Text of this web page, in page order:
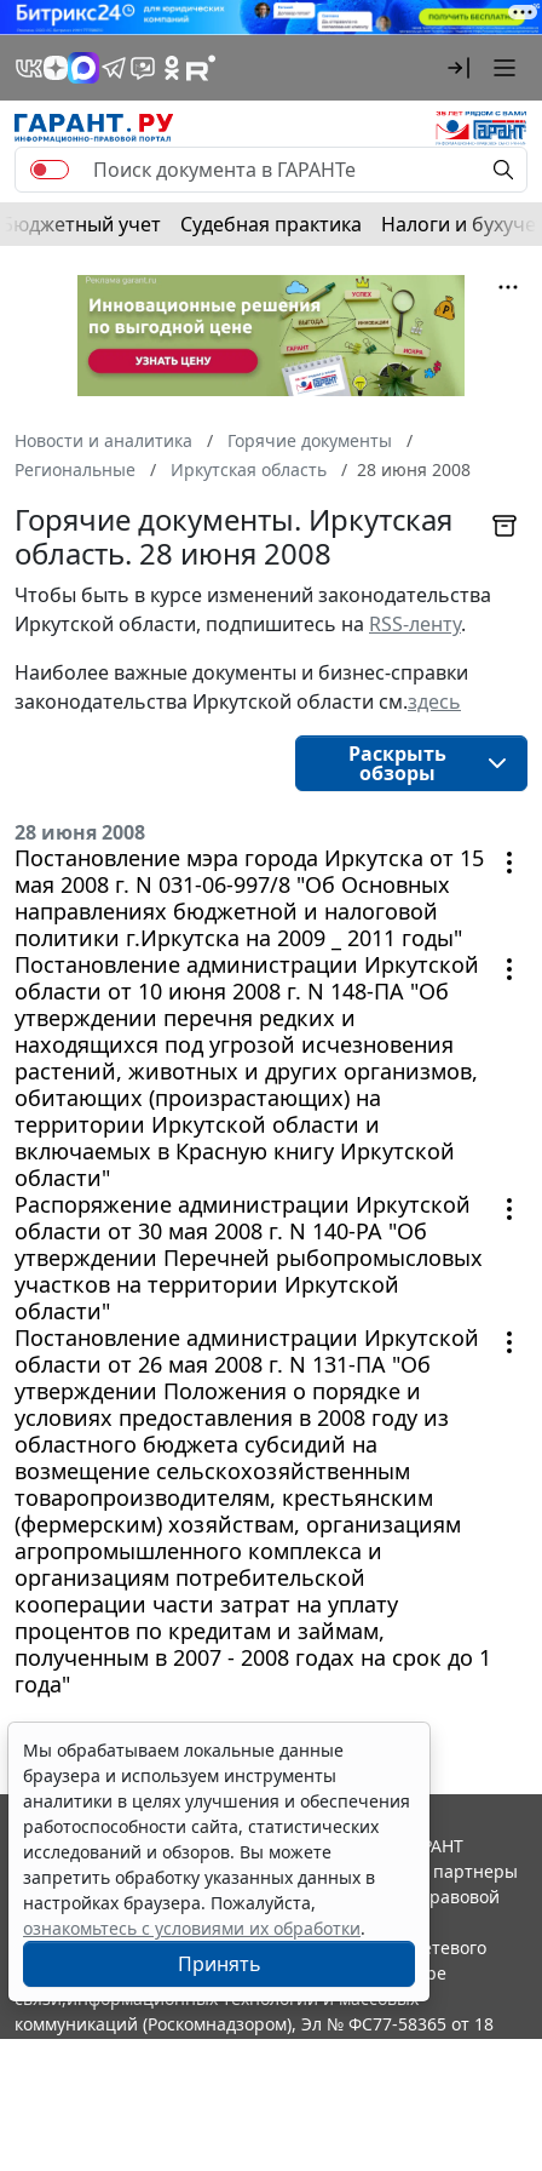
Бюджетный учет Судебная практика Налоги и
Новости и аналитика
Горячие документы
Региональные
Иркутская область 28 июня 2008
Горячие документы. Иркутская
область. 28 июня 2008
Чтобы быть в курсе изменений законодательства
Иркутской области, подпишитесь на RSS-ленту.
Наиболее важные документы и бизнес-справки
законодательства Иркутской области см.здесь
Раскрыть
обзоры
28 июня 2008
Постановление мэра города Иркутска от 15
мая 2008 г. N 031-06-997/8 "Об Основных
направлениях бюджетной и налоговой
политики г.Иркутска на 2009 _ 2011 годы"
Постановление администрации Иркутской
области от 10 июня 2008 г. N 148-ПА "Об
утверждении перечня редких и
находящихся под угрозой исчезновения
растений, животных и других организмов,
обитающих (произрастающих) на
территории Иркутской области и
включаемых в Красную книгу Иркутской
области"
Распоряжение администрации Иркутской
области от 30 мая 2008 г. N 140-РА "Об
утверждении Перечней рыбопромысловых
участков на территории Иркутской
области"
Постановление администрации Иркутской
области от 26 мая 2008 г. N 131-ПА "Об
утверждении Положения о порядке и
условиях предоставления в 2008 году из
областного бюджета субсидий на
возмещение сельскохозяйственным
товаропроизводителям, крестьянским
(фермерским) хозяйствам, организациям
агропромышленного комплекса и
организациям потребительской
кооперации части затрат на уплату
процентов по кредитам и займам,
полученным в 2007 - 2008 годах на срок до 1
года"
Мы обрабатываем локальные данные
браузера и используем инструменты
аналитики в целях улучшения и обеспечения
работоспособности сайта, статистических
исследований и обзоров. Вы можете
запретить обработку указанных данных в
настройках браузера. Пожалуйста,
ознакомьтесь с условиями их обработки.
Принять
© ООО "НПП "ГАРАНТ-СЕРВИС", 2026. Система ГАРАНТ
выпускается с 1990 года. Компания "Гарант" и ее партнеры
являются участниками Российской ассоциации правовой
информации ГАРАНТ.
Портал ГАРАНТ.РУ зарегистрирован в качестве сетевого
издания Федеральной службой по надзору в сфере
связи,информационных технологий и массовых
коммуникаций (Роскомнадзором), Эл № ФС77-58365 от 18